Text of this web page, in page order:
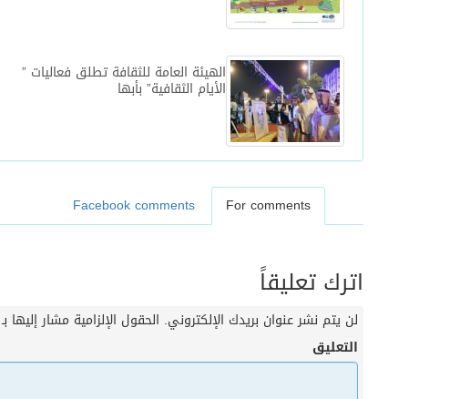
الهيئة العامة للثقافة تطلق فعاليات ”
الأيام الثقافية” بأبها
For comments
Facebook comments
اترك تعليقاً
لن يتم نشر عنوان بريدك الإلكتروني. الحقول الإلزامية مشار إليها بـ
التعليق